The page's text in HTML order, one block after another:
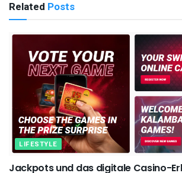
Related Posts
LIFESTYLE
Jackpots und das digitale Casino-